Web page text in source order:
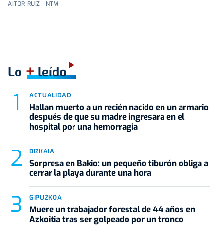
AITOR RUIZ | NTM
Lo +leído
ACTUALIDAD
Hallan muerto a un recién nacido en un armario
después de que su madre ingresara en el
hospital por una hemorragia
BIZKAIA
Sorpresa en Bakio: un pequeño tiburón obliga a
cerrar la playa durante una hora
GIPUZKOA
Muere un trabajador forestal de 44 años en
Azkoitia tras ser golpeado por un tronco